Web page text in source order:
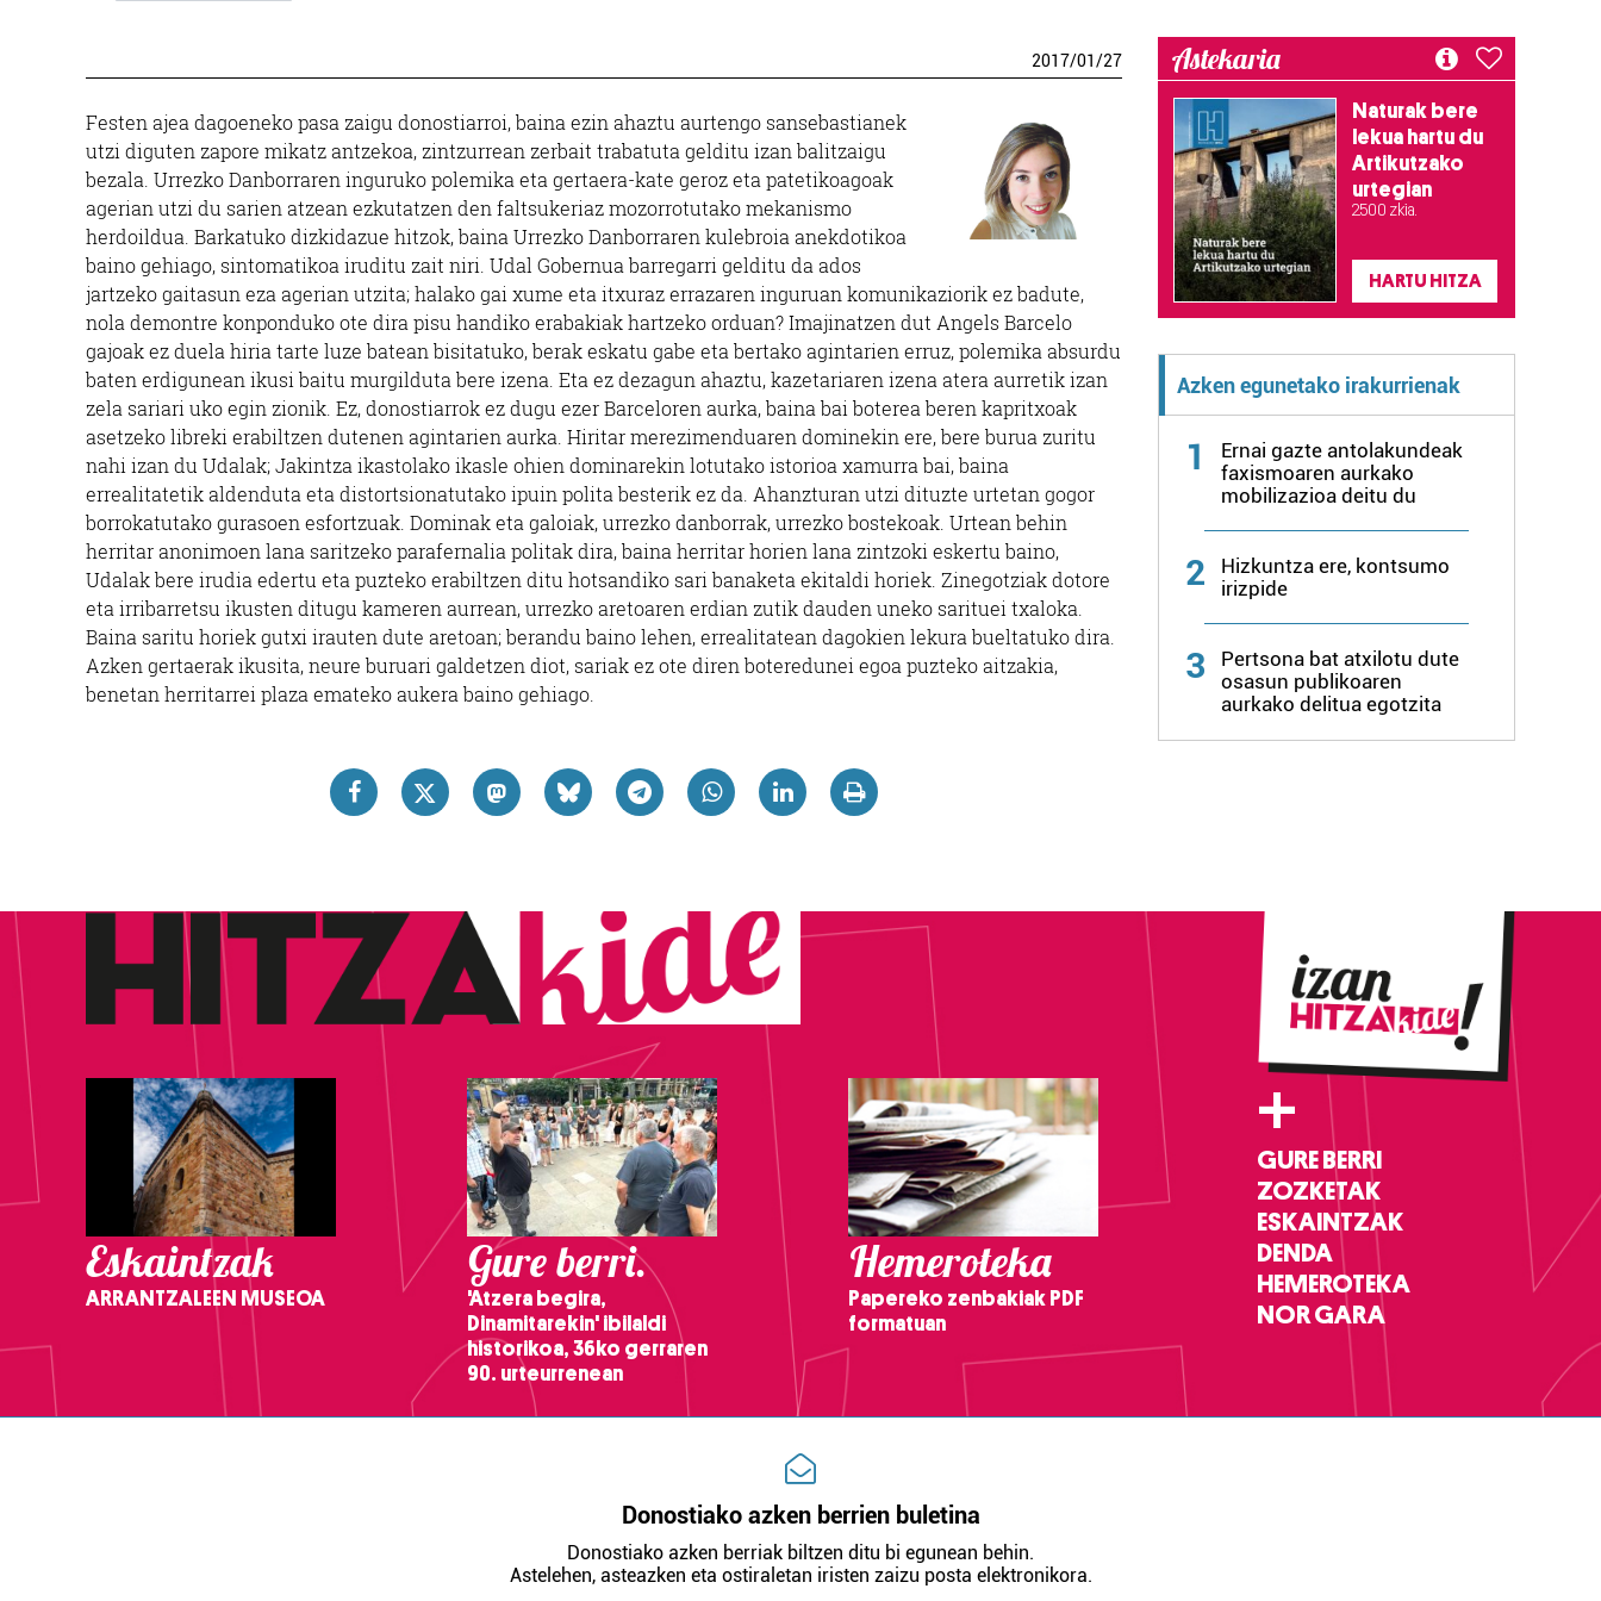
2017/01/27
Festen ajea dagoeneko pasa zaigu donostiarroi, baina ezin ahaztu aurtengo sansebastianek
utzi diguten zapore mikatz antzekoa, zintzurrean zerbait trabatuta gelditu izan balitzaigu
bezala. Urrezko Danborraren inguruko polemika eta gertaera-kate geroz eta patetikoagoak
agerian utzi du sarien atzean ezkutatzen den faltsukeriaz mozorrotutako mekanismo
herdoildua. Barkatuko dizkidazue hitzok, baina Urrezko Danborraren kulebroia anekdotikoa
baino gehiago, sintomatikoa iruditu zait niri. Udal Gobernua barregarri gelditu da ados
jartzeko gaitasun eza agerian utzita; halako gai xume eta itxuraz errazaren inguruan komunikaziorik ez badute,
nola demontre konponduko ote dira pisu handiko erabakiak hartzeko orduan? Imajinatzen dut Angels Barcelo
gajoak ez duela hiria tarte luze batean bisitatuko, berak eskatu gabe eta bertako agintarien erruz, polemika absurdu
baten erdigunean ikusi baitu murgilduta bere izena. Eta ez dezagun ahaztu, kazetariaren izena atera aurretik izan
zela sariari uko egin zionik. Ez, donostiarrok ez dugu ezer Barceloren aurka, baina bai boterea beren kapritxoak
asetzeko libreki erabiltzen dutenen agintarien aurka. Hiritar merezimenduaren dominekin ere, bere burua zuritu
nahi izan du Udalak; Jakintza ikastolako ikasle ohien dominarekin lotutako istorioa xamurra bai, baina
errealitatetik aldenduta eta distortsionatutako ipuin polita besterik ez da. Ahanzturan utzi dituzte urtetan gogor
borrokatutako gurasoen esfortzuak. Dominak eta galoiak, urrezko danborrak, urrezko bostekoak. Urtean behin
herritar anonimoen lana saritzeko parafernalia politak dira, baina herritar horien lana zintzoki eskertu baino,
Udalak bere irudia edertu eta puzteko erabiltzen ditu hotsandiko sari banaketa ekitaldi horiek. Zinegotziak dotore
eta irribarretsu ikusten ditugu kameren aurrean, urrezko aretoaren erdian zutik dauden uneko sarituei txaloka.
Baina saritu horiek gutxi irauten dute aretoan; berandu baino lehen, errealitatean dagokien lekura bueltatuko dira.
Azken gertaerak ikusita, neure buruari galdetzen diot, sariak ez ote diren boteredunei egoa puzteko aitzakia,
benetan herritarrei plaza emateko aukera baino gehiago.
Astekaria
Naturak bere
lekua hartu du
Artikutzako
urtegian
2.500 zkia.
HARTU HITZA
Azken egunetako irakurrienak
1
Ernai gazte antolakundeak
faxismoaren aurkako
mobilizazioa deitu du
2
Hizkuntza ere, kontsumo
irizpide
3
Pertsona bat atxilotu dute
osasun publikoaren
aurkako delitua egotzita
Eskaintzak
ARRANTZALEEN MUSEOA
Gure berri.
'Atzera begira,
Dinamitarekin' ibilaldi
historikoa, 36ko gerraren
90. urteurrenean
Hemeroteka
Papereko zenbakiak PDF
formatuan
+
GURE BERRI
ZOZKETAK
ESKAINTZAK
DENDA
HEMEROTEKA
NOR GARA
Donostiako azken berrien buletina
Donostiako azken berriak biltzen ditu bi egunean behin.
Astelehen, asteazken eta ostiraletan iristen zaizu posta elektronikora.